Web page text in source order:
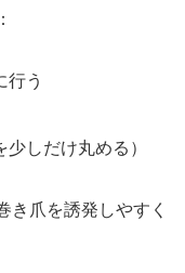
行う
しだけ丸める）
爪を誘発しやすく